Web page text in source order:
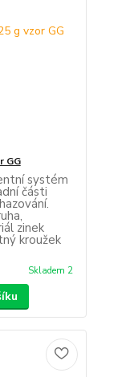
GG
systém
části
zinek
kroužek
Skladem 2